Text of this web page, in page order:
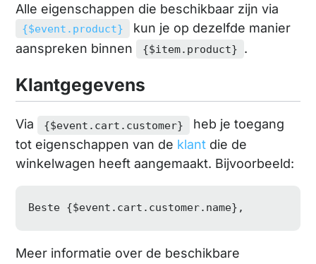
Alle eigenschappen die beschikbaar zijn via
{$event.product}
kun je op dezelfde manier
aanspreken binnen
{$item.product} .
Klantgegevens
Via {$event.cart.customer}
heb je toegang
tot eigenschappen van de klant die de
winkelwagen heeft aangemaakt. Bijvoorbeeld:
Beste {$event .cart.customer.name},
Meer informatie over de beschikbare